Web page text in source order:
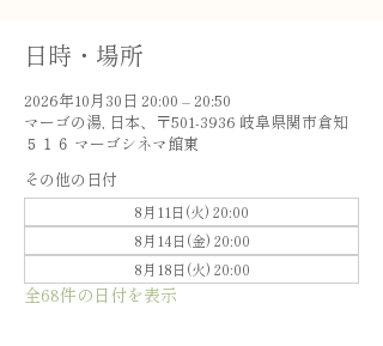
日時・場所
2026年10月30日 20:00 – 20:50
マーゴの湯, 日本、〒501-3936 岐阜県関市倉知
５１６ マーゴシネマ館東
その他の日付
8月11日(火) 20:00
8月14日(金) 20:00
8月18日(火) 20:00
全68件の日付を表示